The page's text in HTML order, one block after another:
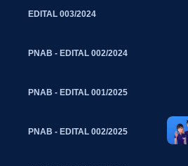
EDITAL 003/2024
PNAB - EDITAL 002/2024
PNAB - EDITAL 001/2025
PNAB - EDITAL 002/2025